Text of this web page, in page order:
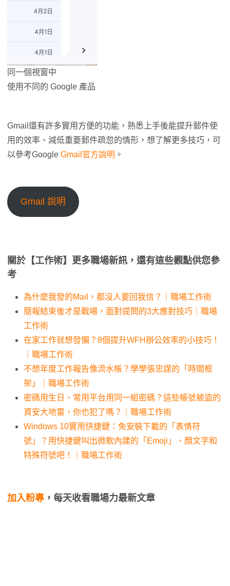
同一個視窗中
使用不同的 Google 產品
Gmail還有許多實用方便的功能，熟悉上手後能提升郵件使
用的效率、減低重要郵件疏忽的情形，想了解更多技巧，可
以參考Google Gmail官方說明 。
Gmail 說明
關於【工作術】更多職場新訊，還有這些觀點供您參
考
為什麼我發的Mail，都沒人要回我信？｜職場工作術
簡報結束後才是戰場，面對提問的3大應對技巧｜職場
工作術
在家工作就想發懶？8個提升WFH辦公效率的小技巧！
｜職場工作術
不想年度工作報告像流水帳？學學張忠謀的「時間框
架」｜職場工作術
密碼用生日、常用平台用同一組密碼？這些帳號被盜的
資安大地雷，你也犯了嗎？｜職場工作術
Windows 10實用快捷鍵：免安裝下載的「表情符
號」？用快捷鍵叫出微軟內建的「Emoji」、顏文字和
特殊符號吧！｜職場工作術
加入粉專 ，每天收看職場力最新文章